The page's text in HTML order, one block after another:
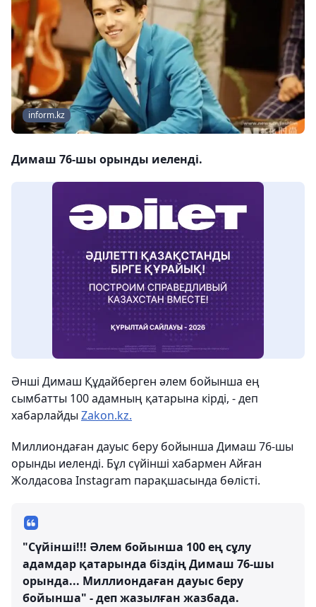
inform.kz
Димаш 76-шы орынды иеленді.
Әнші Димаш Құдайберген әлем бойынша ең
сымбатты 100 адамның қатарына кірді, - деп
хабарлайды Zakon.kz.
Миллиондаған дауыс беру бойынша Димаш 76-шы
орынды иеленді. Бұл сүйінші хабармен Айған
Жолдасова Instagram парақшасында бөлісті.
"Сүйінші!!! Әлем бойынша 100 ең сұлу
адамдар қатарында біздің Димаш 76-шы
орында... Миллиондаған дауыс беру
бойынша" - деп жазылған жазбада.